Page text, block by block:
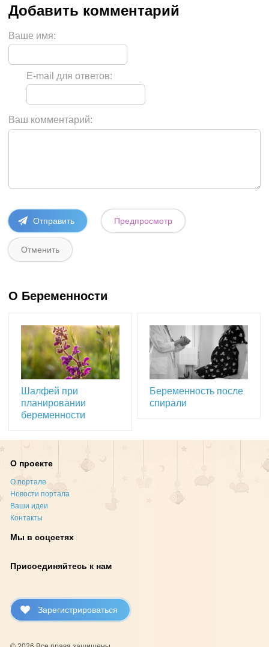
Ваше имя:
E-mail для ответов:
Ваш комментарий:
О Беременности
Шалфей при
планировании
беременности
Беременность после
спирали
О проекте
О портале
Новости портала
Ваши идеи
Контакты
Мы в соцсетях
Присоединяйтесь к нам
Зарегистрироваться